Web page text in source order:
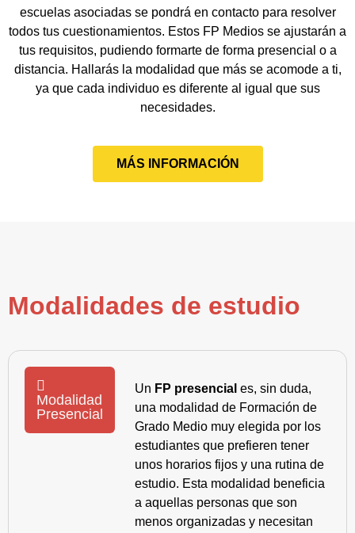
escuelas asociadas se pondrá en contacto para resolver
todos tus cuestionamientos. Estos FP Medios se ajustarán a
tus requisitos, pudiendo formarte de forma presencial o a
distancia. Hallarás la modalidad que más se acomode a ti,
ya que cada individuo es diferente al igual que sus
necesidades.
MÁS INFORMACIÓN
Modalidades de estudio
Modalidad
Presencial
Un FP presencial es, sin duda,
una modalidad de Formación de
Grado Medio muy elegida por los
estudiantes que prefieren tener
unos horarios fijos y una rutina de
estudio. Esta modalidad beneficia
a aquellas personas que son
menos organizadas y necesitan